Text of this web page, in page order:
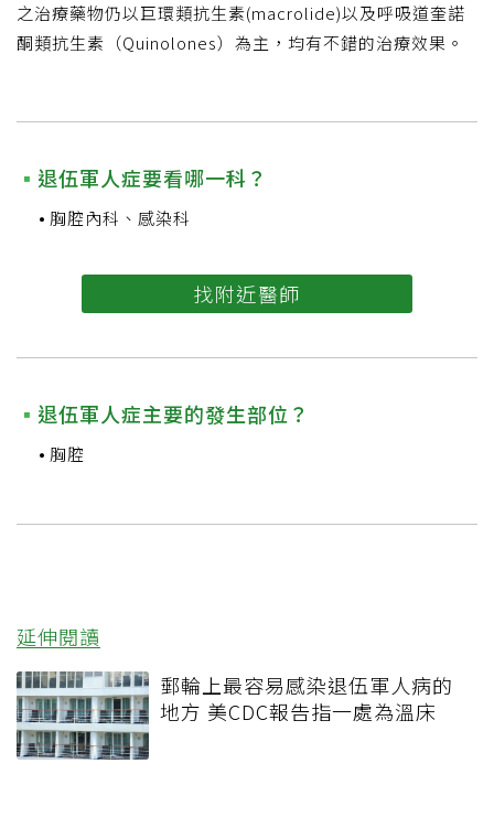
之治療藥物仍以巨環類抗生素(macrolide)以及呼吸道奎諾
酮類抗生素（Quinolones）為主，均有不錯的治療效果。
退伍軍人症要看哪一科？
胸腔內科、感染科
找附近醫師
退伍軍人症主要的發生部位？
胸腔
延伸閱讀
郵輪上最容易感染退伍軍人病的
地方 美CDC報告指一處為溫床